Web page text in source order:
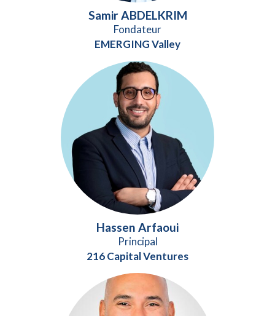
Samir ABDELKRIM
Fondateur
EMERGING Valley
Hassen Arfaoui
Principal
216 Capital Ventures